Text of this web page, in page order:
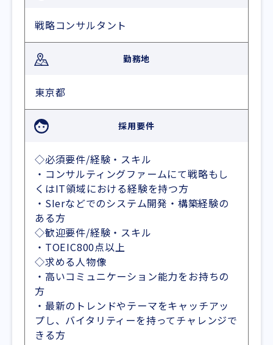
戦略コンサルタント
勤務地
東京都
採用要件
◇必須要件/経験・スキル
・コンサルティングファームにて戦略もし
くはIT領域における経験を持つ方
・SIerなどでのシステム開発・構築経験の
ある方
◇歓迎要件/経験・スキル
・TOEIC800点以上
◇求める人物像
・高いコミュニケーション能力をお持ちの
方
・最新のトレンドやテーマをキャッチアッ
プし、バイタリティーを持ってチャレンジで
きる方